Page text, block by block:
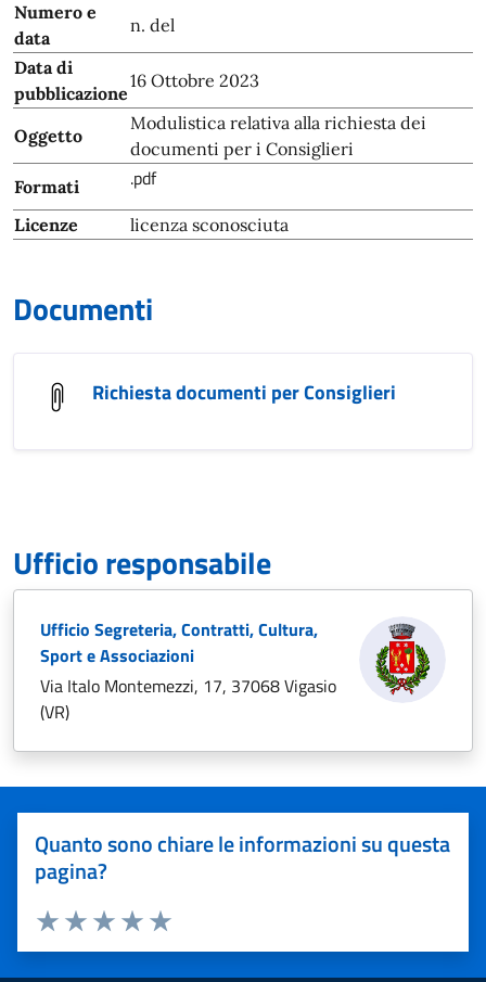
Numero e
data
n. del
Data di
pubblicazione
16 Ottobre 2023
Oggetto
Modulistica relativa alla richiesta dei
documenti per i Consiglieri
Formati
.pdf
Licenze licenza sconosciuta
Documenti
Richiesta documenti per Consiglieri
Ufficio responsabile
Ufficio Segreteria, Contratti, Cultura,
Sport e Associazioni
Via Italo Montemezzi, 17, 37068 Vigasio
(VR)
Quanto sono chiare le informazioni su questa
pagina?
Valuta 5 stelle su 5
Valuta 4 stelle su 5
Valuta 3 stelle su 5
Valuta 2 stelle su 5
Valuta 1 stelle su 5